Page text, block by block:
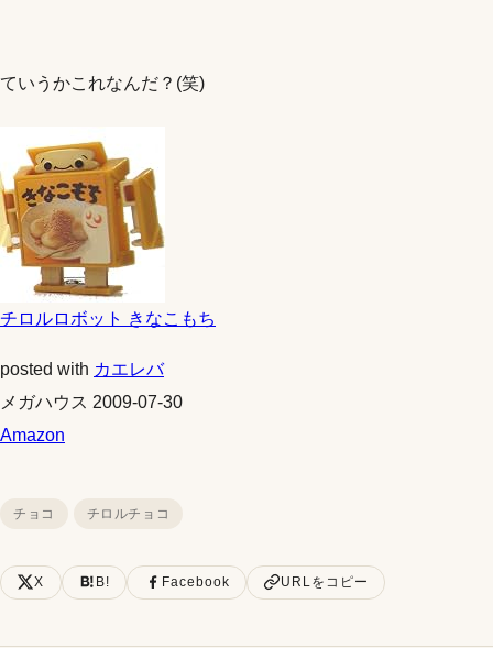
ていうかこれなんだ？(笑)
チロルロボット きなこもち
posted with カエレバ
メガハウス 2009-07-30
Amazon
チョコ チロルチョコ
X B! Facebook URLをコピー